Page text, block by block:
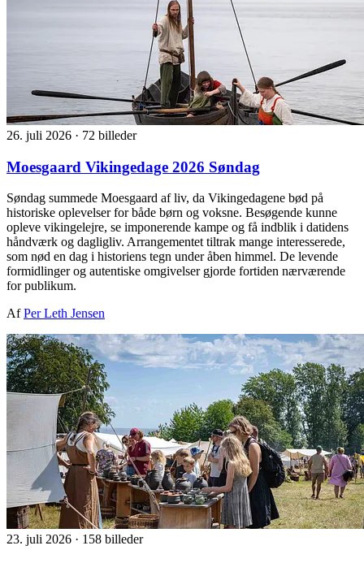
26. juli 2026 · 72 billeder
Moesgaard Vikingedage 2026 Søndag
Søndag summede Moesgaard af liv, da Vikingedagene bød på
historiske oplevelser for både børn og voksne. Besøgende kunne
opleve vikingelejre, se imponerende kampe og få indblik i datidens
håndværk og dagligliv. Arrangementet tiltrak mange interesserede,
som nød en dag i historiens tegn under åben himmel. De levende
formidlinger og autentiske omgivelser gjorde fortiden nærværende
for publikum.
AfPer Leth Jensen
23. juli 2026 · 158 billeder